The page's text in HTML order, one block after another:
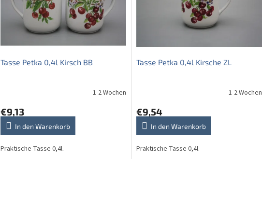
P
Tasse Petka 0,4l Kirsch BB
1-2 Wochen
€9,13
In den Warenkorb
Praktische Tasse 0,4l.
Tasse Petka 0,4l Kirsche ZL
1-2 Wochen
€9,54
In den Warenkorb
Praktische Tasse 0,4l.